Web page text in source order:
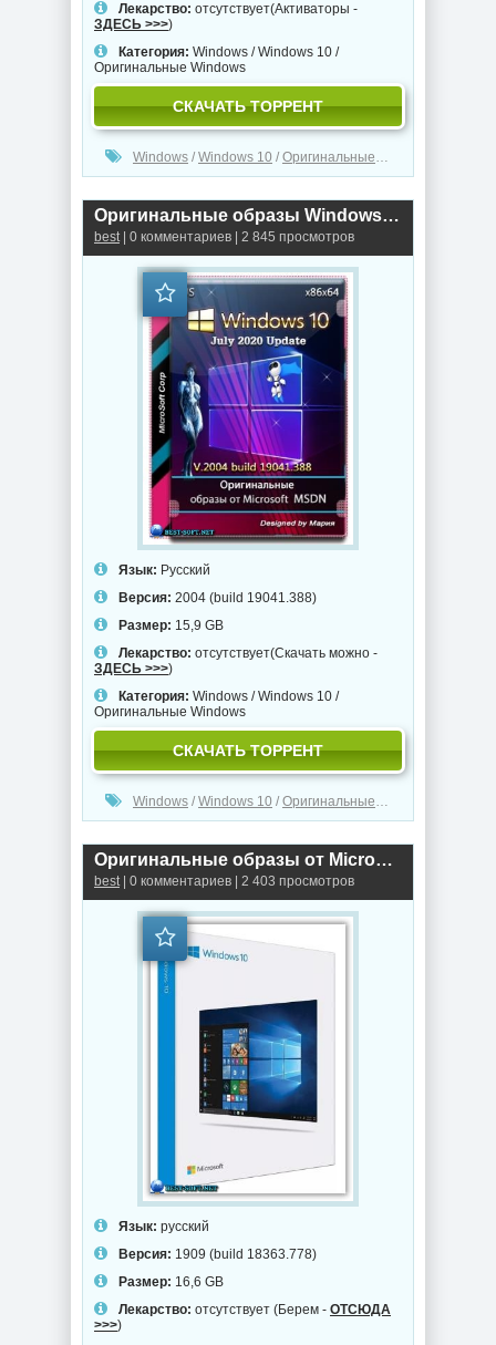
Лекарство: отсутствует(Активаторы -
ЗДЕСЬ >>>)
Категория: Windows /Windows 10 /
Оригинальные Windows
СКАЧАТЬ ТОРРЕНТ
Windows / Windows 10 / Оригинальные Windows
Оригинальные образы Windows 10.0.19041.388 Version 2004 (Updated Июль 2020)
best| 0 комментариев | 2 845 просмотров
Язык: Русский
Версия: 2004 (build 19041.388)
Размер: 15,9 GB
Лекарство: отсутствует(Скачать можно -
ЗДЕСЬ >>>)
Категория: Windows /Windows 10 /
Оригинальные Windows
СКАЧАТЬ ТОРРЕНТ
Windows / Windows 10 / Оригинальные Windows
Оригинальные образы от Microsoft MSDN - Windows 10.0.18363.778 Version 1909 (Апрель 2020 Update)
best| 0 комментариев | 2 403 просмотров
Язык: русский
Версия: 1909 (build 18363.778)
Размер: 16,6 GB
Лекарство: отсутствует (Берем - ОТСЮДА
>>>)